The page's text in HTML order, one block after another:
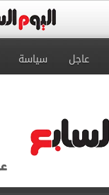
عاجل سياسة